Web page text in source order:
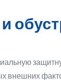
внешних